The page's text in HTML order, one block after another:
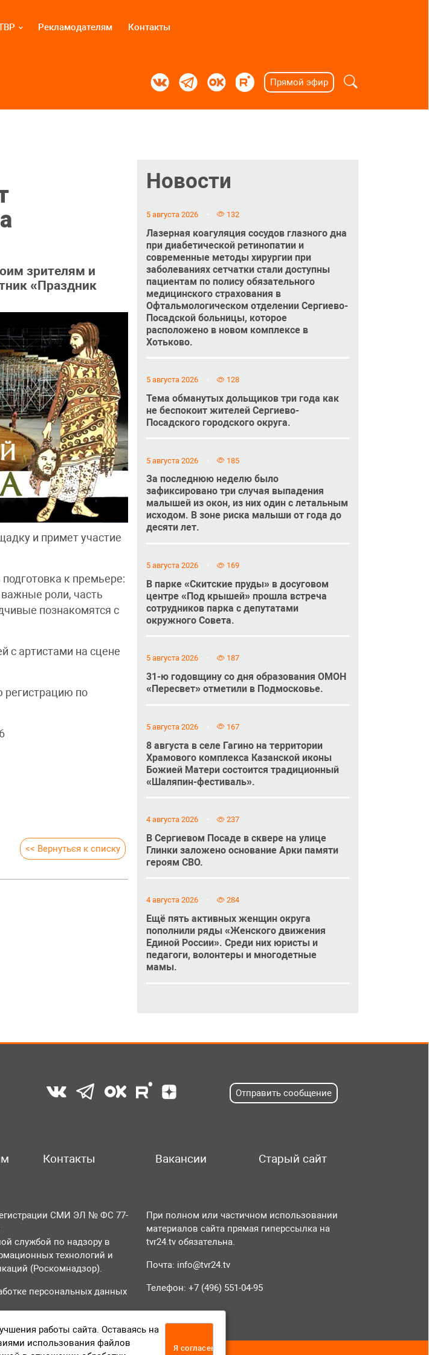
Рекламодателям Контакты
Прямой эфир
зрителям и
«Праздник
и примет участие
к премьере:
роли, часть
познакомятся с
с артистами на сцене
по
<< Вернуться к списку
Новости
5 августа 2026 132
Лазерная коагуляция сосудов глазного дна
при диабетической ретинопатии и
современные методы хирургии при
заболеваниях сетчатки стали доступны
пациентам по полису обязательного
медицинского страхования в
Офтальмологическом отделении Сергиево-
Посадской больницы, которое
расположено в новом комплексе в
Хотьково.
5 августа 2026 128
Тема обманутых дольщиков три года как
не беспокоит жителей Сергиево-
Посадского городского округа.
5 августа 2026 185
За последнюю неделю было
зафиксировано три случая выпадения
малышей из окон, из них один с летальным
исходом. В зоне риска малыши от года до
десяти лет.
5 августа 2026 169
В парке «Скитские пруды» в досуговом
центре «Под крышей» прошла встреча
сотрудников парка с депутатами
окружного Совета.
5 августа 2026 187
31-ю годовщину со дня образования ОМОН
«Пересвет» отметили в Подмосковье.
5 августа 2026 167
8 августа в селе Гагино на территории
Храмового комплекса Казанской иконы
Божией Матери состоится традиционный
«Шаляпин-фестиваль».
4 августа 2026 237
В Сергиевом Посаде в сквере на улице
Глинки заложено основание Арки памяти
героям СВО.
4 августа 2026 284
Ещё пять активных женщин округа
пополнили ряды «Женского движения
Единой России». Среди них юристы и
педагоги, волонтеры и многодетные
мамы.
Отправить сообщение
Контакты Вакансии Старый сайт
СМИ ЭЛ № ФС 77-
службой по надзору в
технологий и
(Роскомнадзор).
персональных данных
персональных данных
При полном или частичном использовании
материалов сайта прямая гиперссылка на
tvr24.tv обязательна.
Почта: info@tvr24.tv
Телефон: +7 (496) 551-04-95
работы сайта. Оставаясь на
использования файлов
Я согласен